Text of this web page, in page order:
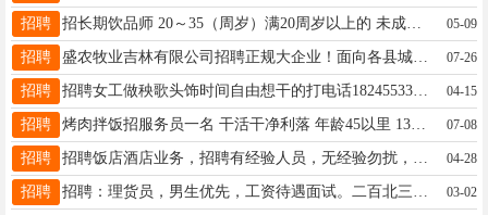
招聘 招长期饮品师 20～35（周岁）满20周岁以上的 未成年 未满20周岁勿扰 有无经验均可 男女不限 相貌端正 诚心找工作的来 无稳定意向勿扰 电话13114557122 05-09
招聘 盛农牧业吉林有限公司招聘正规大企业！面向各县城招聘地销销售精英底薪3000每日补助300元任务达标月入14000五险一金齐全，社保待遇优厚电话:15143081178郭经理 07-26
招聘 招聘女工做秧歌头饰时间自由想干的打电话18245533765 04-15
招聘 烤肉拌饭招服务员一名 干活干净利落 年龄45以里 13763767443 07-08
招聘 04-28
招聘 03-02